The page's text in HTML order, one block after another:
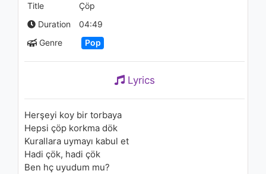
03:50
1.2K - 7 years ago
Title
Çöp
Duration
04:49
Genre
Pop
Lyrics
Herşeyi koy bir torbaya
Hepsi çöp korkma dök
Kurallara uymayı kabul et
Hadi çök, hadi çök
Ben hç uyudum mu?